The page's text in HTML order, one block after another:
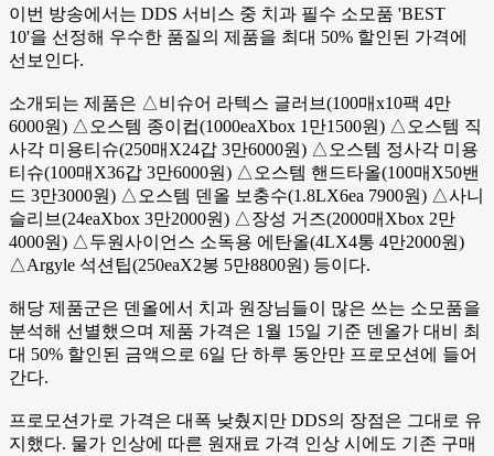
이번 방송에서는 DDS 서비스 중 치과 필수 소모품 'BEST
10'을 선정해 우수한 품질의 제품을 최대 50% 할인된 가격에
선보인다.
소개되는 제품은 △비슈어 라텍스 글러브(100매x10팩 4만
6000원) △오스템 종이컵(1000eaXbox 1만1500원) △오스템 직
사각 미용티슈(250매X24갑 3만6000원) △오스템 정사각 미용
티슈(100매X36갑 3만6000원) △오스템 핸드타올(100매X50밴
드 3만3000원) △오스템 덴올 보충수(1.8LX6ea 7900원) △사니
슬리브(24eaXbox 3만2000원) △장성 거즈(2000매Xbox 2만
4000원) △두원사이언스 소독용 에탄올(4LX4통 4만2000원)
△Argyle 석션팁(250eaX2봉 5만8800원) 등이다.
해당 제품군은 덴올에서 치과 원장님들이 많은 쓰는 소모품을
분석해 선별했으며 제품 가격은 1월 15일 기준 덴올가 대비 최
대 50% 할인된 금액으로 6일 단 하루 동안만 프로모션에 들어
간다.
프로모션가로 가격은 대폭 낮췄지만 DDS의 장점은 그대로 유
지했다. 물가 인상에 따른 원재료 가격 인상 시에도 기존 구매